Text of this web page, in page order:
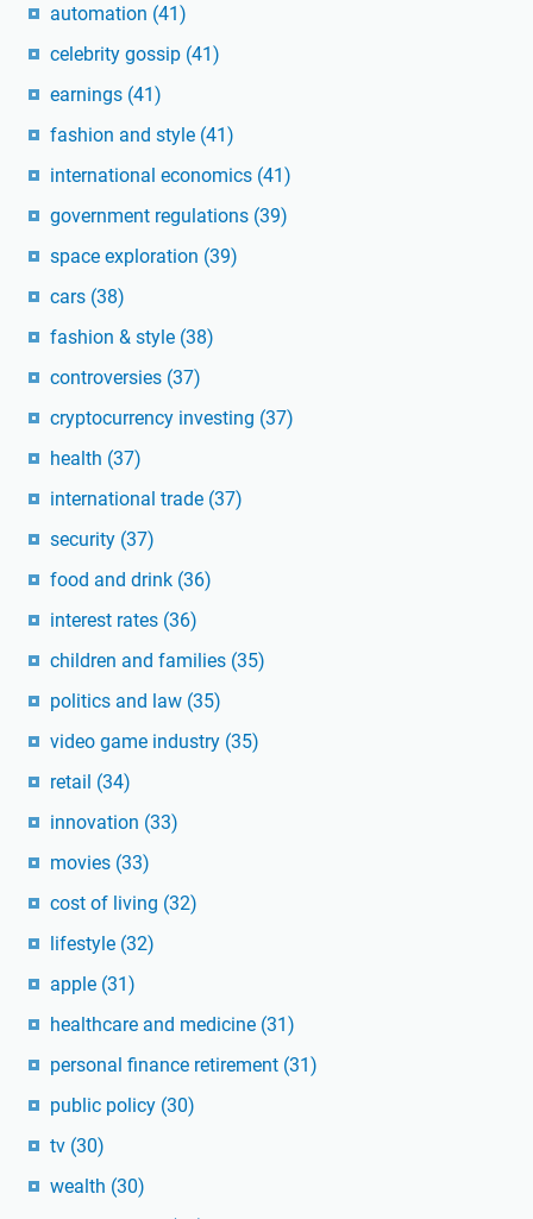
automation (41)
celebrity gossip (41)
earnings (41)
fashion and style (41)
international economics (41)
government regulations (39)
space exploration (39)
cars (38)
fashion & style (38)
controversies (37)
cryptocurrency investing (37)
health (37)
international trade (37)
security (37)
food and drink (36)
interest rates (36)
children and families (35)
politics and law (35)
video game industry (35)
retail (34)
innovation (33)
movies (33)
cost of living (32)
lifestyle (32)
apple (31)
healthcare and medicine (31)
personal finance retirement (31)
public policy (30)
tv (30)
wealth (30)